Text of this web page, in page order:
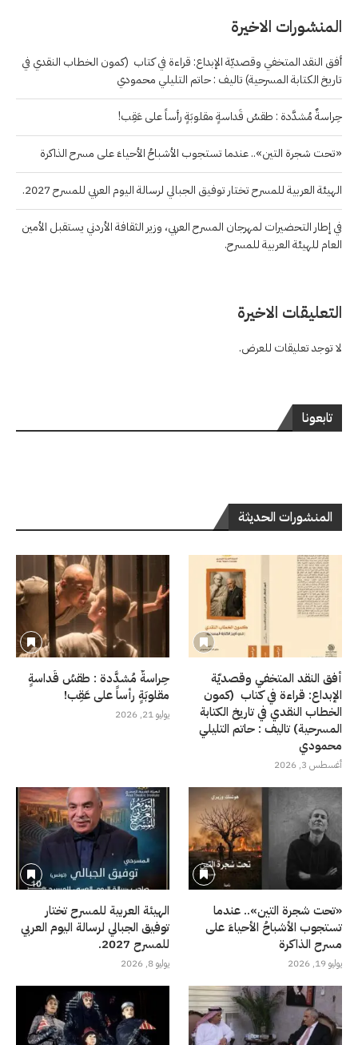
المنشورات الاخيرة
أفق النقد المتخفي وقصديّة الإبداع: قراءة في كتاب (كمون الخطاب النقدي في
تاريخ الكتابة المسرحية) تاليف : حاتم التليلي محمودي
حِراسةٌ مُشدَّدة : طقسُ قَداسةٍ مقلوبَةٍ رأساً على عَقِب!
«تحت شجرة التين».. عندما تستجوب الأشباحُ الأحياءَ على مسرح الذاكرة
الهيئة العربية للمسرح تختار توفيق الجبالي لرسالة اليوم العربي للمسرح 2027.
في إطار التحضيرات لمهرجان المسرح العربي، وزير الثقافة الأردني يستقبل الأمين
العام للهيئة العربية للمسرح.
التعليقات الاخيرة
لا توجد تعليقات للعرض.
تابعونا
المنشورات الحديثة
أفق النقد المتخفي وقصديّة
الإبداع: قراءة في كتاب (كمون
الخطاب النقدي في تاريخ الكتابة
المسرحية) تاليف : حاتم التليلي
محمودي
أغسطس 3, 2026
حِراسةٌ مُشدَّدة : طقسُ قَداسةٍ
مقلوبَةٍ رأساً على عَقِب!
يوليو 21, 2026
«تحت شجرة التين».. عندما
تستجوب الأشباحُ الأحياءَ على
مسرح الذاكرة
يوليو 19, 2026
الهيئة العربية للمسرح تختار
توفيق الجبالي لرسالة اليوم العربي
للمسرح 2027.
يوليو 8, 2026